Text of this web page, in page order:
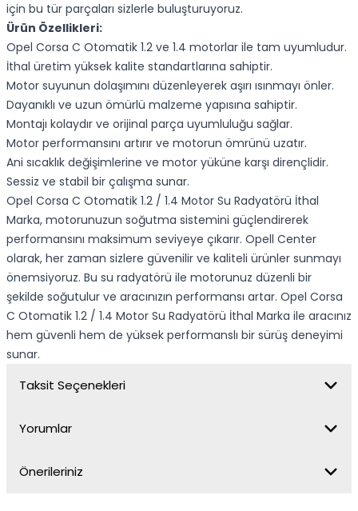
için bu tür parçaları sizlerle buluşturuyoruz.
Ürün Özellikleri:
Opel Corsa C Otomatik 1.2 ve 1.4 motorlar ile tam uyumludur.
İthal üretim yüksek kalite standartlarına sahiptir.
Motor suyunun dolaşımını düzenleyerek aşırı ısınmayı önler.
Dayanıklı ve uzun ömürlü malzeme yapısına sahiptir.
Montajı kolaydır ve orijinal parça uyumluluğu sağlar.
Motor performansını artırır ve motorun ömrünü uzatır.
Ani sıcaklık değişimlerine ve motor yüküne karşı dirençlidir.
Sessiz ve stabil bir çalışma sunar.
Opel Corsa C Otomatik 1.2 / 1.4 Motor Su Radyatörü İthal
Marka, motorunuzun soğutma sistemini güçlendirerek
performansını maksimum seviyeye çıkarır. Opell Center
olarak, her zaman sizlere güvenilir ve kaliteli ürünler sunmayı
önemsiyoruz. Bu su radyatörü ile motorunuz düzenli bir
şekilde soğutulur ve aracınızın performansı artar. Opel Corsa
C Otomatik 1.2 / 1.4 Motor Su Radyatörü İthal Marka ile aracınız
hem güvenli hem de yüksek performanslı bir sürüş deneyimi
sunar.
Taksit Seçenekleri
Yorumlar
Önerileriniz